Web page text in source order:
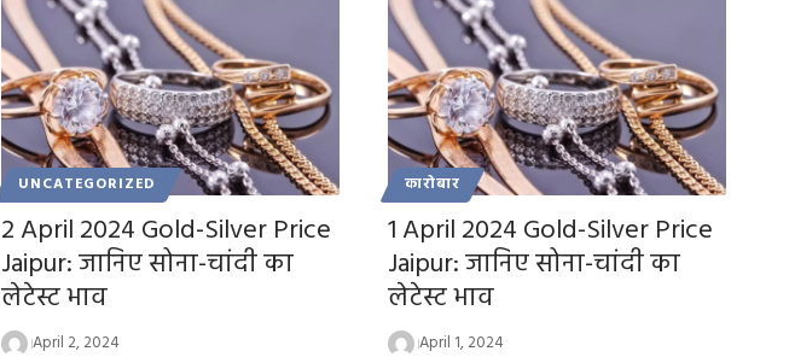
UNCATEGORIZED
2 April 2024 Gold-Silver Price
Jaipur: जानिए सोना-चांदी का
लेटेस्ट भाव
April 2, 2024
कारोबार
1 April 2024 Gold-Silver Price
Jaipur: जानिए सोना-चांदी का
लेटेस्ट भाव
April 1, 2024